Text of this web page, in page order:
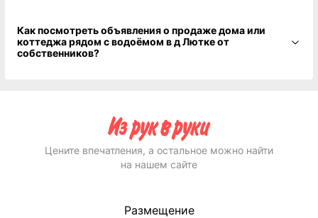
Как посмотреть объявления о продаже дома или
коттеджа рядом с водоёмом в д Лютке от
собственников?
Цените впечатления, а остальное можно найти
на нашем сайте
Размещение